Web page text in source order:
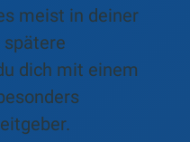
meist in deiner
spätere
dich mit einem